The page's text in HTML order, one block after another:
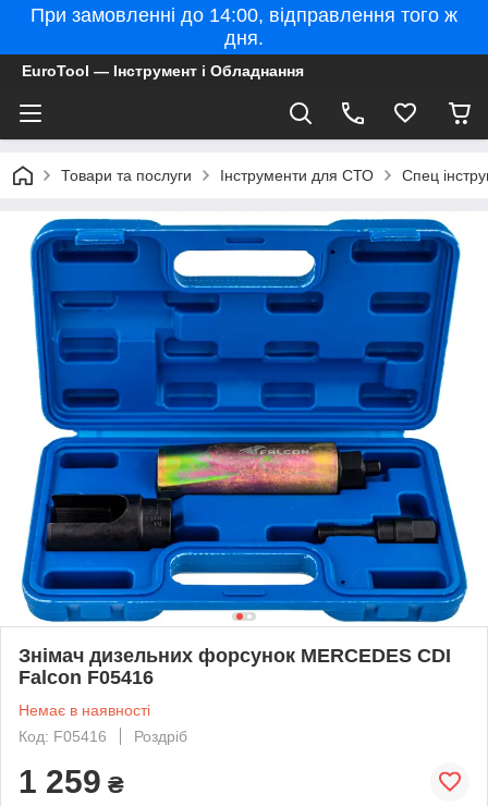
При замовленні до 14:00, відправлення того ж
дня.
ㅤEuroTool — Інструмент і Обладнання
Товари та послуги Інструменти для СТО Спец
Знімач дизельних форсунок MERCEDES CDI
Falcon F05416
Немає в наявності
Код: F05416
Роздріб
1 259 ₴